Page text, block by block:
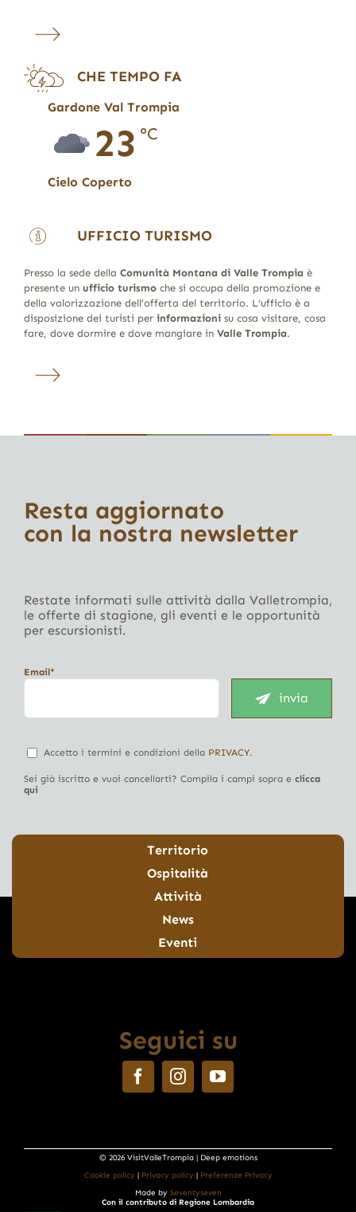
CHE TEMPO FA
Gardone Val Trompia
23 °C
Cielo Coperto
UFFICIO TURISMO
Presso la sede della Comunità Montana di Valle Trompia è
presente un ufficio turismoche si occupa della promozione e
della valorizzazione dell’offerta del territorio. L’ufficio è a
disposizione dei turisti per informazionisu cosa visitare, cosa
fare, dove dormire e dove mangiare in Valle Trompia.
Resta aggiornato
con la nostra newsletter
Restate informati sulle attività dalla Valletrompia,
le offerte di stagione, gli eventi e le opportunità
per escursionisti.
Email*
invia
Accetto i termini e condizioni della PRIVACY.
Sei già iscritto e vuoi cancellarti? Compila i campi sopra e clicca
qui
Territorio
Ospitalità
Attività
News
Eventi
Seguici su
© 2026 VisitValleTrompia | Deep emotions
Cookie policy | Privacy policy | Preferenze Privacy
Made by Seventyseven
Con il contributo di Regione Lombardia